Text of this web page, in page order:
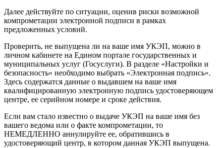
Далее действуйте по ситуации, оценив риски возможной
компрометации электронной подписи в рамках
предложенных условий.
Проверить, не выпущена ли на ваше имя УКЭП, можно в
личном кабинете на Едином портале государственных и
муниципальных услуг (Госуслуги). В разделе «Настройки и
безопасность» необходимо выбрать «Электронная подпись».
Здесь содержатся данные о выдавшем на ваше имя
квалифицированную электронную подпись удостоверяющем
центре, ее серийном номере и сроке действия.
Если вам стало известно о выдаче УКЭП на ваше имя без
вашего ведома или о факте компрометации, то
НЕМЕДЛЕННО аннулируйте ее, обратившись в
удостоверяющий центр, в котором данная УКЭП выпущена.